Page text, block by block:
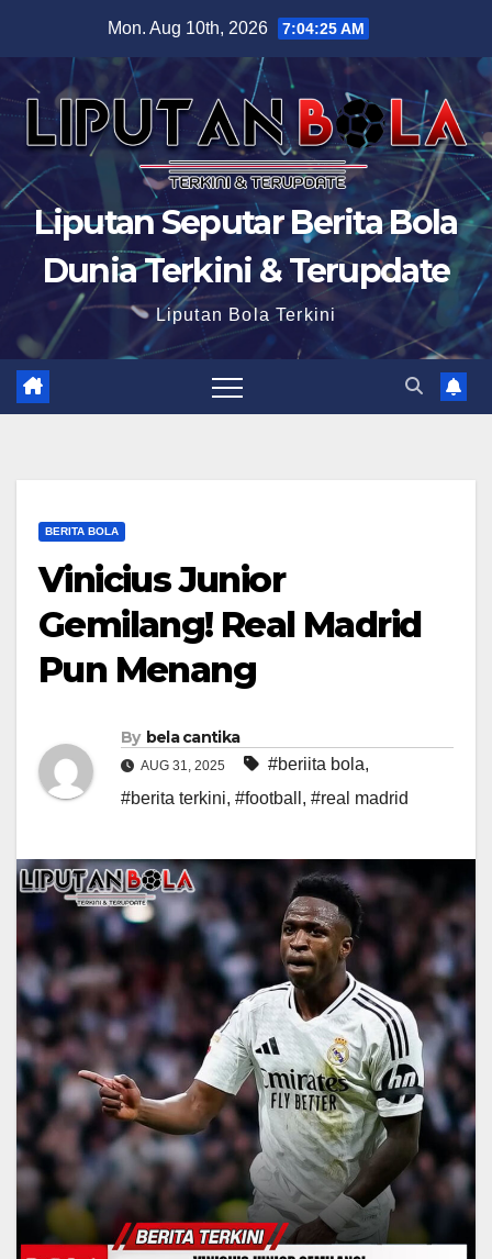
content
Mon. Aug 10th, 2026 7:04:26 AM
Liputan Seputar Berita Bola
Dunia Terkini & Terupdate
Liputan Bola Terkini
BERITA BOLA
Vinicius Junior
Gemilang! Real Madrid
Pun Menang
By bela cantika
AUG 31, 2025 #beriita bola,
#berita terkini, #football , #real madrid